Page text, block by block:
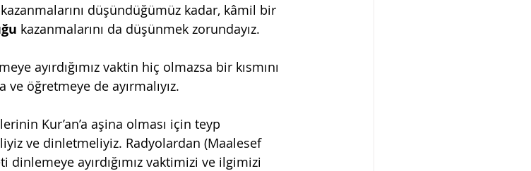
kazanmalarını düşündüğümüz kadar, kâmil bir
kazanmalarını da düşünmek zorundayız.
ayırdığımız vaktin hiç olmazsa bir kısmını
ve öğretmeye de ayırmalıyız.
Kur’an’a aşina olması için teyp
ve dinletmeliyiz. Radyolardan (Maalesef
ayırdığımız vaktimizi ve ilgimizi